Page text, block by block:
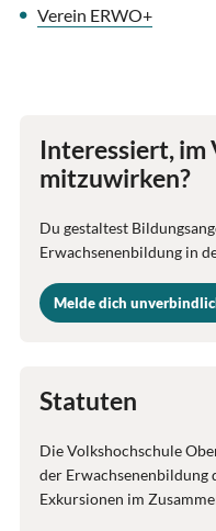
Verein ERWO+
Interessiert, im
mitzuwirken?
Du gestaltest
Erwachsenenbildung in
Melde dich
Statuten
Die Volkshochschule
der Erwachsenenbildung
Exkursionen im